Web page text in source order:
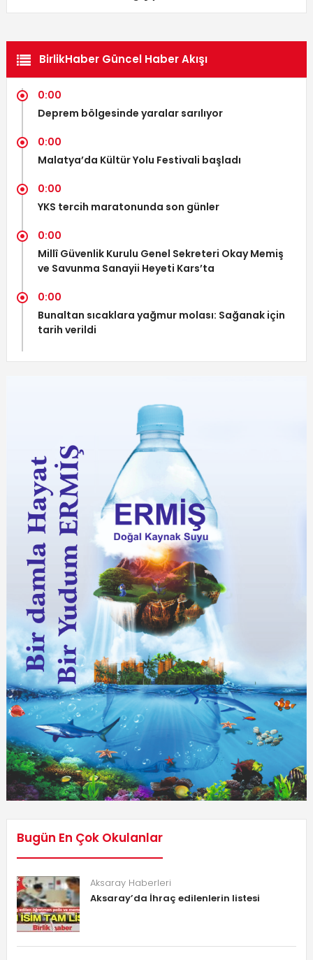
BirlikHaber Güncel Haber Akışı
0:00
Deprem bölgesinde yaralar sarılıyor
0:00
Malatya’da Kültür Yolu Festivali başladı
0:00
YKS tercih maratonunda son günler
0:00
Millî Güvenlik Kurulu Genel Sekreteri Okay Memiş
ve Savunma Sanayii Heyeti Kars’ta
0:00
Bunaltan sıcaklara yağmur molası: Sağanak için
tarih verildi
Bugün En Çok Okulanlar
Aksaray Haberleri
Aksaray’da İhraç edilenlerin listesi